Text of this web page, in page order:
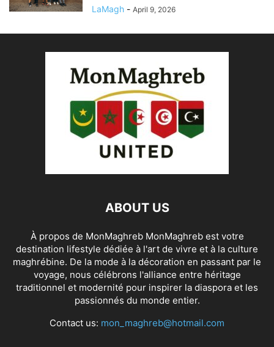
LaMagh - April 9, 2026
ABOUT US
À propos de MonMaghreb MonMaghreb est votre
destination lifestyle dédiée à l'art de vivre et à la culture
maghrébine. De la mode à la décoration en passant par le
voyage, nous célébrons l'alliance entre héritage
traditionnel et modernité pour inspirer la diaspora et les
passionnés du monde entier.
Contact us: mon_maghreb@hotmail.com